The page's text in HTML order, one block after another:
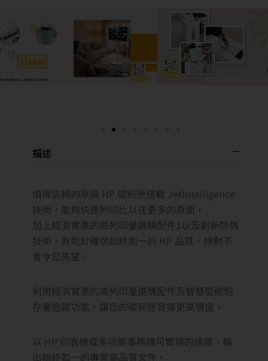
描述
值得信賴的原廠 HP 碳粉匣搭載 JetIntelligence
技術，能夠快速列印比以往更多的頁面，
加上經濟實惠的高列印量選購配件1以及創新防偽
技術，有助於確保始終如一的 HP 品質，絕對不
會令您失望。
利用經濟實惠的高列印量選購配件及智慧型碳粉
存量追蹤功能，讓您的碳粉匣發揮更高價值。
以 HP 印表機或多功能事務機可實現的速度，輸
出始終如一的專業高品質文件。